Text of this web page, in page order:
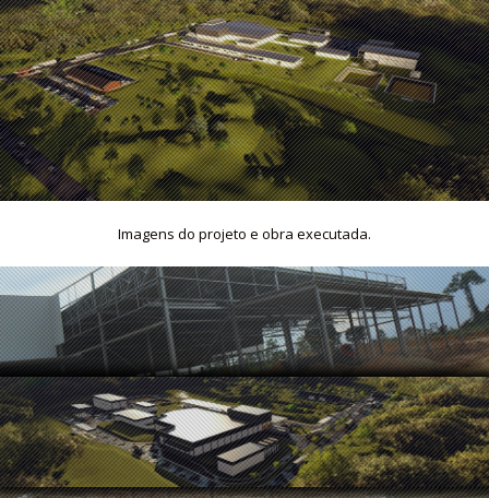
Imagens do projeto e obra executada.